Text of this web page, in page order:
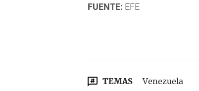
FUENTE: EFE
TEMAS Venezuela